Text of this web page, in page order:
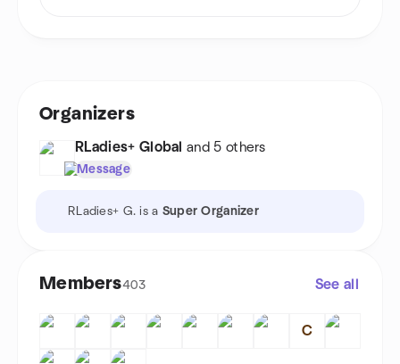
Organizers
RLadies+ Global and 5 others
Message
RLadies+ G. is a Super Organizer
Members403 See all
C